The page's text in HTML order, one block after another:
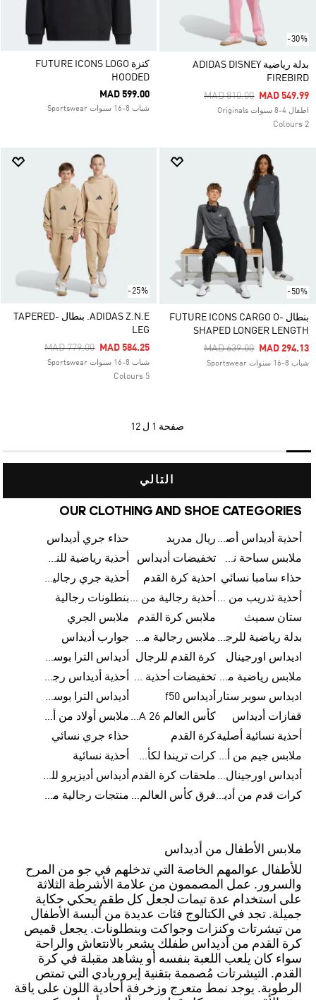
-30%
بدلة رياضية ADIDAS DISNEY
FIREBIRD
Price Reduced From
MAD 810.00ToMAD 549.99
اطفال 4-8 سنوات Originals
2 Colours
كنزة FUTURE ICONS LOGO
HOODED
MAD 599.00
شباب 8-16 سنوات Sportswear
-50%
بنطال FUTURE ICONS CARGO O-
SHAPED LONGER LENGTH
Price Reduced From
MAD 639.00ToMAD 294.13
شباب 8-16 سنوات Sportswear
-25%
ADIDAS Z.N.E. بنطال TAPERED-
LEG
Price Reduced From
MAD 779.00ToMAD 584.25
شباب 8-16 سنوات Sportswear
5 Colours
صفحة 1 ل 12
التالي
OUR CLOTHING AND SHOE CATEGORIES
أحذية أديداس أصلية ريال مدريد
حذاء جري أديداس
ملابس سباحة نسائية من أديداس
تخفيضات أديداس
أحذية رياضية للنساء
حذاء سامبا نسائي
احذية كرة القدم
أحذية جري رجالية من أديداس
أحذية تدريب من أديداس
أحذية رجالية من أديداس بتخفيضاتبنطلونات رجالية
ستان سميث
ملابس كرة القدم
ملابس الجري
بدلة رياضية للرجال
ملابس رجالية من أديداس بتخفيضات
جوارب أديداس
اديداس اورجينال
كرة القدم للرجال
أديداس الترا بوست رجالي
ملابس رياضية من أديداس
تخفيضات أحذية رجالية من أديداس
أحذية أديداس رجالية
اديداس سوبر ستار
أديداس f50
أديداس الترا بوست
قفازات أديداس
كأس العالم FIFA 26™
ملابس أولاد من أديداس
أحذية نسائية أصلية كرة القدم
حذاء جري نسائي
ملابس جيم من أديداس
كرات تريندا لكأس العالم FIFA 26™
أحذية نسائية
أديداس اورجينال نسائي ملحقات كرة القدم
أديداس أديزيرو للجري
كرات قدم من أديداس
فرق كأس العالم FIFA 26™ منتجات رجالية من أديداس
ملابس الأطفال من أديداس
للأطفال عوالمهم الخاصة التي تدخلهم في جو من المرح
والسرور. عمل المصممون من علامة الأشرطة الثلاثة
على استخدام عدة تيمات لجعل كل طقم يحكي حكاية
جميلة. تجد في الكتالوج فئات عديدة من ألبسة الأطفال
من تيشرتات وكنزات وجواكت وبنطلونات. يجعل قميص
كرة القدم من أديداس طفلك يشعر بالانتعاش والراحة
سواء كان يلعب اللعبة بنفسه أو يشاهد مقبلة في كرة
القدم. التيشرتات مُصممة بتقنية إيروريادي التي تمتص
الرطوبة. يوجد نمط متعرج وزخرفة أحادية اللون على ياقة